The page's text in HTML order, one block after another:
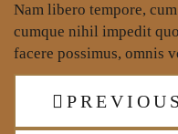
Nam libero tempore,
cumque nihil impedit
facere possimus, omnis